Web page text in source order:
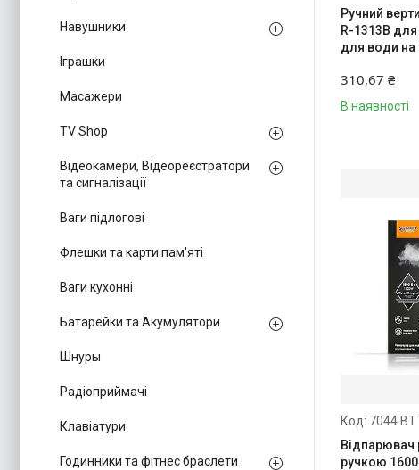
Ручний
R-1313B
для води на
310,67 ₴
В наявності
7044 BT
Відпарювач
ручкою
Навушники
Іграшки
Масажери
TV Shop
Відеокамери, Відеореєстратори
та сигналізації
Ваги підлогові
Флешки та карти пам'яті
Ваги кухонні
Батарейки та Акумулятори
Шнуры
Радіоприймачі
Клавіатури
Годинники та фітнес браслети